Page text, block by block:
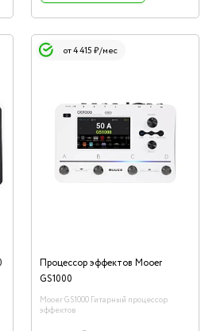
от 4 415 ₽/мес
Процессор эффектов Mooer
GS1000
Mooer GS1000 Гитарный процессор
эффектов